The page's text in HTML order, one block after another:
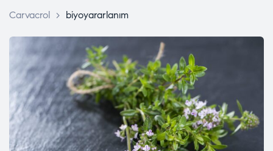
Carvacrol > biyoyararlanım